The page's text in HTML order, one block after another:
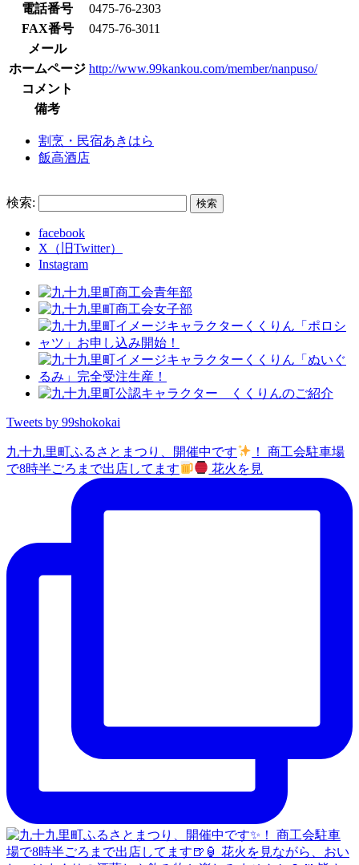
電話番号
0475-76-2303
FAX番号
0475-76-3011
メール
ホームページ http://www.99kankou.com/member/nanpuso/
コメント
備考
割烹・民宿あきはら
飯高酒店
検索:
facebook
X（旧Twitter）
Instagram
Tweets by 99shokokai
九十九里町ふるさとまつり、開催中です
！ 商工会駐車場
で8時半ごろまで出店してます
花火を見